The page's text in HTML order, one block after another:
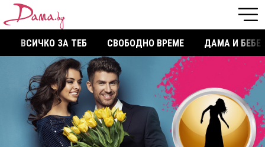
ВСИЧКО ЗА ТЕБ СВОБОДНО ВРЕМЕ ДАМА И БЕБЕ